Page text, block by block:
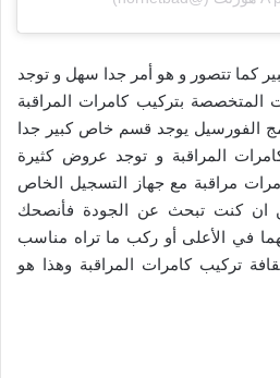
كما تتصور و هو أمر جدا سهل و توجد
المتخصصة بتركيب كامرات المراقبة
الفورسيل يوجد قسم خاص كبير جدا
المراقبة و توجد عروض كثيرة
مراقبة مع جهاز التسجيل الخاص
ان كنت تبحث عن الجودة فأنصحك
في الأعلى أو ركب ما تراه مناسب
تركيب كامرات المراقبة وهذا هو